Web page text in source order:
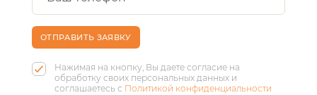
ОТПРАВИТЬ ЗАЯВКУ
Нажимая на кнопку, Вы даете согласие на
обработку своих персональных данных и
соглашаетесь с Политикой конфиденциальности